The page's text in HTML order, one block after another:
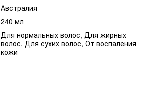
Австралия
240 мл
Для нормальных волос, Для жирных
волос, Для сухих волос, От воспаления
кожи